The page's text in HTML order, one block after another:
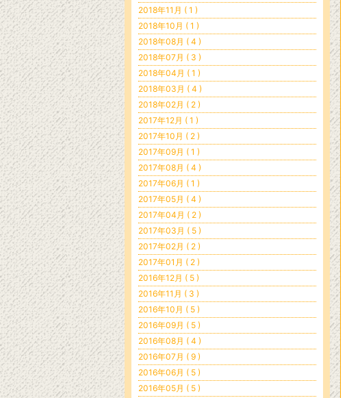
2018年11月 ( 1 )
2018年10月 ( 1 )
2018年08月 ( 4 )
2018年07月 ( 3 )
2018年04月 ( 1 )
2018年03月 ( 4 )
2018年02月 ( 2 )
2017年12月 ( 1 )
2017年10月 ( 2 )
2017年09月 ( 1 )
2017年08月 ( 4 )
2017年06月 ( 1 )
2017年05月 ( 4 )
2017年04月 ( 2 )
2017年03月 ( 5 )
2017年02月 ( 2 )
2017年01月 ( 2 )
2016年12月 ( 5 )
2016年11月 ( 3 )
2016年10月 ( 5 )
2016年09月 ( 5 )
2016年08月 ( 4 )
2016年07月 ( 9 )
2016年06月 ( 5 )
2016年05月 ( 5 )